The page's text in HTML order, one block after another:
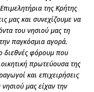
της Κρήτης
μας και συνεχίζουμε να
του νησιού μας τη
παγκόσμια αγορά.
φόρουμ που
πρωτεύουσα της
και επιχειρήσεις
μας είχαν την